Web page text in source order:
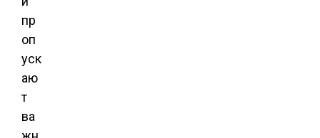
пр
оп
уск
аю
т
ва